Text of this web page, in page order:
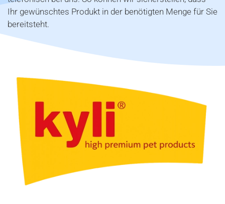
Ihr gewünschtes Produkt in der benötigten Menge für Sie
bereitsteht.